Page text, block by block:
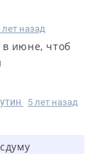
лет назад
в июне, чтоб
5 лет назад